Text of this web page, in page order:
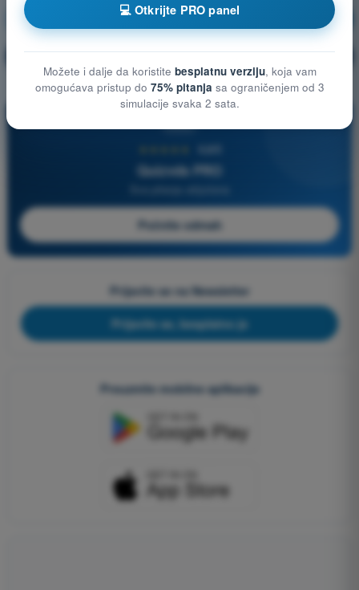
Ljudske mogucnosti
🔒 Objašnjenje pitanja
Quizvds PRO
Počnite odmah
Prijavite se na Newsletter
Prijavite se, besplatno je
Preuzmite mobilne aplikacije
💻 Otkrijte PRO panel
Možete i dalje da koristite besplatnu verziju, koja vam
omogućava pristup do 75% pitanja sa ograničenjem od 3
simulacije svaka 2 sata.